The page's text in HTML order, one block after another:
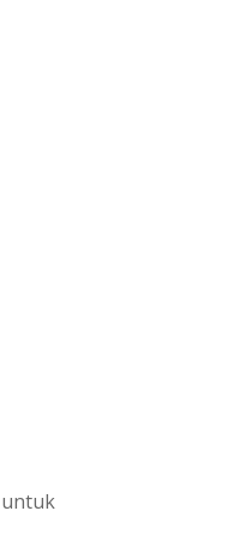
untuk